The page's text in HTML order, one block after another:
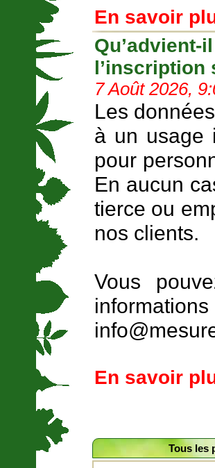
En savoir
Qu’advient-
l’inscription
7 Août 2026,
Les
à un usage
pour
En aucun
tierce ou
nos clients.
Vous
En savoir
Tous les